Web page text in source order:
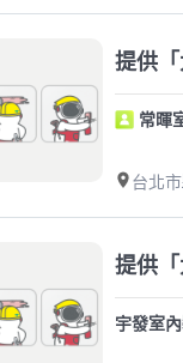
提供
常暉
台北市
提供
宇發室